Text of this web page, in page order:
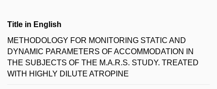
Title in English
METHODOLOGY FOR MONITORING STATIC AND
DYNAMIC PARAMETERS OF ACCOMMODATION IN
THE SUBJECTS OF THE M.A.R.S. STUDY. TREATED
WITH HIGHLY DILUTE ATROPINE